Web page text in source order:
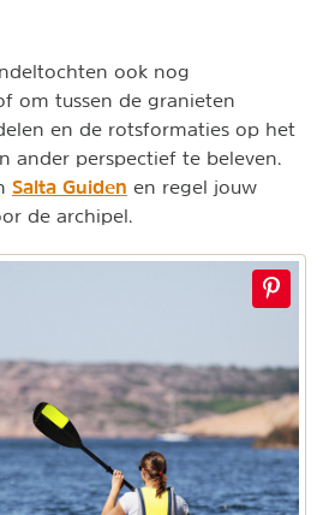
ook nog
om tussen de granieten
en de rotsformaties op het
ander perspectief te beleven.
Salta Guiden en regel jouw
de archipel.